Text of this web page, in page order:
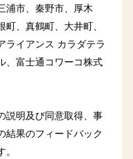
浦市、秦野市、厚木
、真鶴町、大井町、
ライアンス カラダテラ
、富士通コワーコ株式
説明及び同意取得、事
結果のフィードバック